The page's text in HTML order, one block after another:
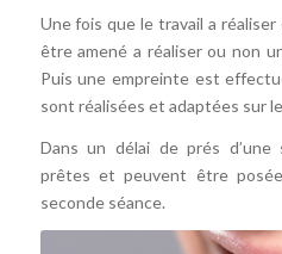
Une fois que le travail a
être amené a réaliser ou non
Puis une empreinte est
sont réalisées et adaptées sur
Dans un délai de prés
prêtes et peuvent être
seconde séance.